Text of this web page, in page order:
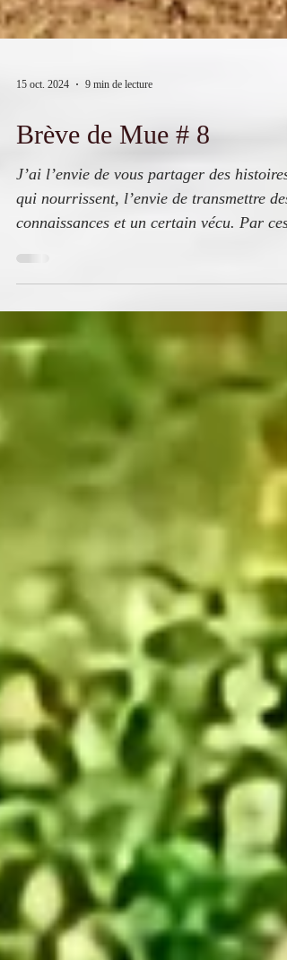
Brève de Mue # 8
J’ai l’envie de vous partager des histoires
qui nourrissent, l’envie de transmettre des
connaissances et un certain vécu. Par ces
petites...